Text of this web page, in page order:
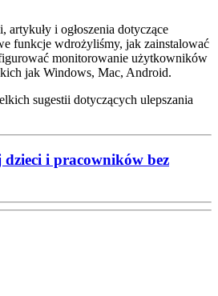
artykuły i ogłoszenia dotyczące
funkcje wdrożyliśmy, jak zainstalować
monitorowanie użytkowników
jak Windows, Mac, Android.
sugestii dotyczących ulepszania
i pracowników bez